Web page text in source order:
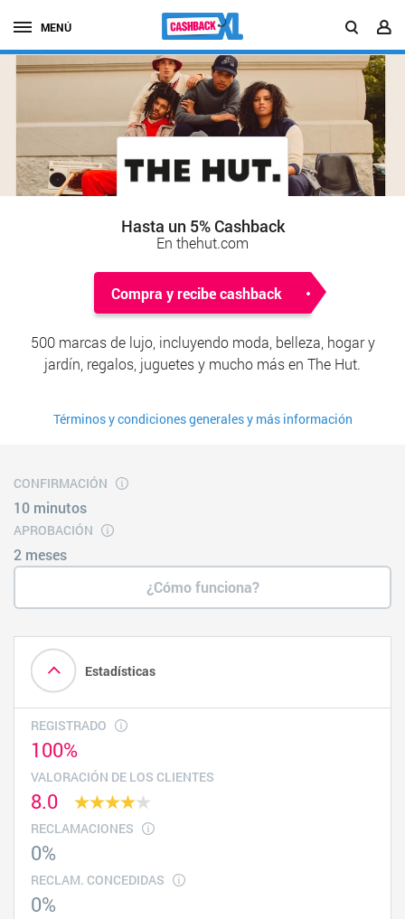
MENÚ
Hasta un 5% Cashback
En thehut.com
Compra y recibe cashback
500 marcas de lujo, incluyendo moda, belleza, hogar y
jardín, regalos, juguetes y mucho más en The Hut.
Términos y condiciones generales y más información
CONFIRMACIÓN
10 minutos
APROBACIÓN
2 meses
¿Cómo funciona?
Estadísticas
REGISTRADO
100%
VALORACIÓN DE LOS CLIENTES
8.0
RECLAMACIONES
0%
RECLAM. CONCEDIDAS
0%